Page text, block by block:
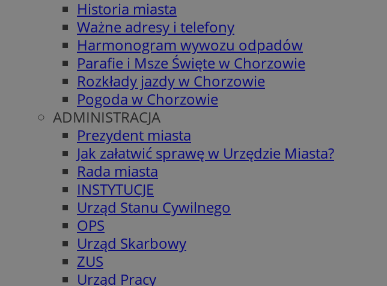
Historia miasta
Ważne adresy i telefony
Harmonogram wywozu odpadów
Parafie i Msze Święte w Chorzowie
Rozkłady jazdy w Chorzowie
Pogoda w Chorzowie
ADMINISTRACJA
Prezydent miasta
Jak załatwić sprawę w Urzędzie Miasta?
Rada miasta
INSTYTUCJE
Urząd Stanu Cywilnego
OPS
Urząd Skarbowy
ZUS
Urząd Pracy